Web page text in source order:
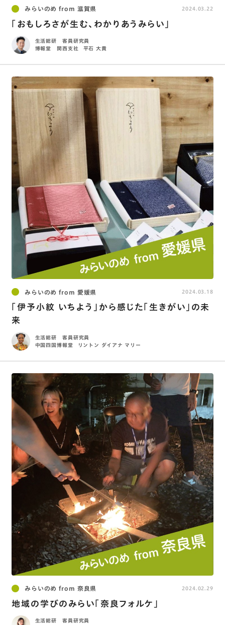
みらいのめ from 滋賀県
「おもしろさが生む、わかりあうみらい」
生活総研 客員研究員
博報堂 関西支社
平石 大貴
2024.03.22
みらいのめ from 愛媛県
「伊予小紋 いちよう」から感じた「生きがい」の未
来
生活総研 客員研究員
中国四国博報堂
リントン ダイアナ マリー
2024.03.18
みらいのめ from 奈良県
地域の学びのみらい「奈良フォルケ」
生活総研 客員研究員
2024.02.29